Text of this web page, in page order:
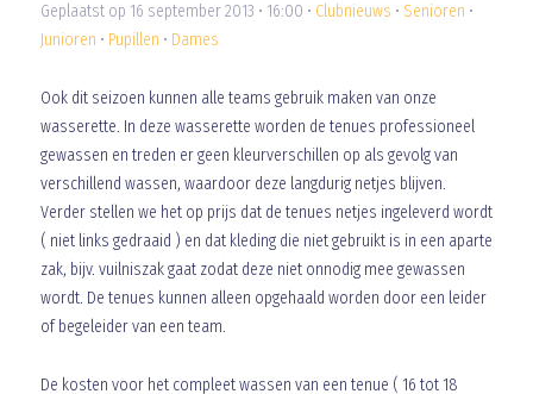
Geplaatst op 16 september 2013 • 16:00 • Clubnieuws • Senioren •
Junioren • Pupillen • Dames
Ook dit seizoen kunnen alle teams gebruik maken van onze
wasserette. In deze wasserette worden de tenues professioneel
gewassen en treden er geen kleurverschillen op als gevolg van
verschillend wassen, waardoor deze langdurig netjes blijven.
Verder stellen we het op prijs dat de tenues netjes ingeleverd wordt
( niet links gedraaid ) en dat kleding die niet gebruikt is in een aparte
zak, bijv. vuilniszak gaat zodat deze niet onnodig mee gewassen
wordt. De tenues kunnen alleen opgehaald worden door een leider
of begeleider van een team.
De kosten voor het compleet wassen van een tenue ( 16 tot 18